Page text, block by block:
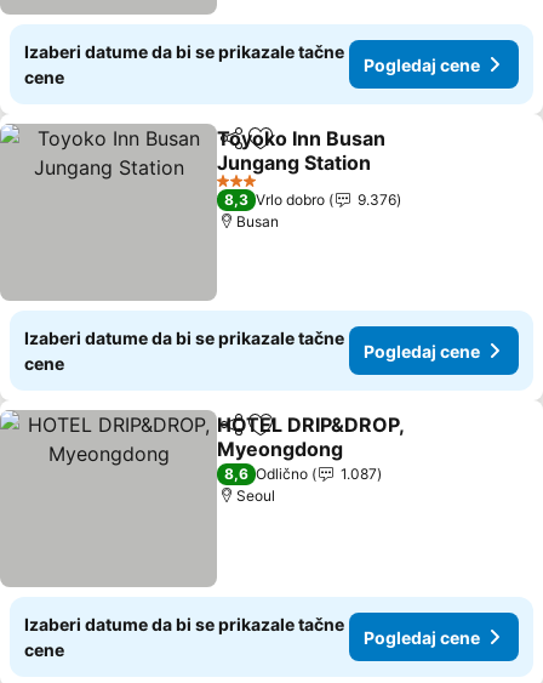
Izaberi datume da bi se prikazale tačne
cene
Pogledaj cene
Deli Dodati u favorite
Toyoko Inn Busan
Jungang Station
3 Zvezdice
8,3 Vrlo dobro
9.376
Busan
Izaberi datume da bi se prikazale tačne
cene
Pogledaj cene
Deli Dodati u favorite
HOTEL DRIP&DROP,
Myeongdong
8,6 Odlično
1.087
Seoul
Izaberi datume da bi se prikazale tačne
cene
Pogledaj cene